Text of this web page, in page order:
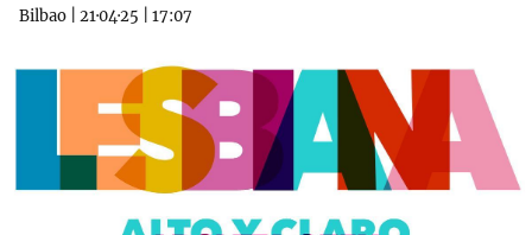
Bilbao
21·04·25 17:07